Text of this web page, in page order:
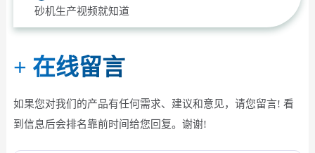
砂机生产视频就知道
+ 在线留言
如果您对我们的产品有任何需求、建议和意见，请您留言! 看
到信息后会排名靠前时间给您回复。谢谢!